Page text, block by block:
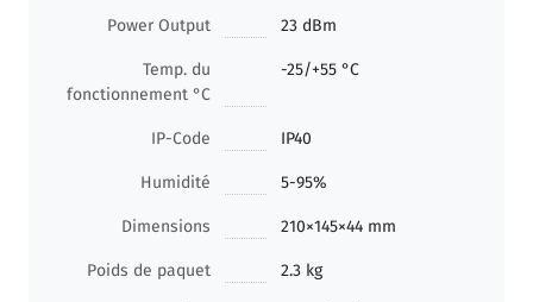
Power Output 23 dBm
Temp. du
fonctionnement °C
-25/+55 °C
IP-Code IP40
Humidité 5-95%
Dimensions 210×145×44 mm
Poids de paquet 2.3 kg